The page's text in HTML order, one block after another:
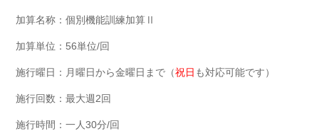
加算名称：個別機能訓練加算Ⅱ
加算単位：56単位/回
施行曜日：月曜日から金曜日まで（祝日 も対応可能です）
施行回数：最大週2回
施行時間：一人30分/回